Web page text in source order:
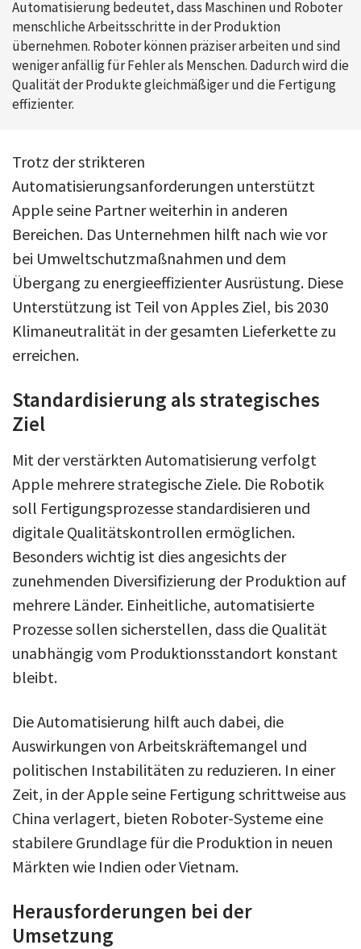
Automatisierung bedeutet, dass Maschinen und Roboter
menschliche Arbeitsschritte in der Produktion
übernehmen. Roboter können präziser arbeiten und sind
weniger anfällig für Fehler als Menschen. Dadurch wird die
Qualität der Produkte gleichmäßiger und die Fertigung
effizienter.
Trotz der strikteren
Automatisierungsanforderungen unterstützt
Apple seine Partner weiterhin in anderen
Bereichen. Das Unternehmen hilft nach wie vor
bei Umweltschutzmaßnahmen und dem
Übergang zu energieeffizienter Ausrüstung. Diese
Unterstützung ist Teil von Apples Ziel, bis 2030
Klimaneutralität in der gesamten Lieferkette zu
erreichen.
Standardisierung als strategisches
Ziel
Mit der verstärkten Automatisierung verfolgt
Apple mehrere strategische Ziele. Die Robotik
soll Fertigungsprozesse standardisieren und
digitale Qualitätskontrollen ermöglichen.
Besonders wichtig ist dies angesichts der
zunehmenden Diversifizierung der Produktion auf
mehrere Länder. Einheitliche, automatisierte
Prozesse sollen sicherstellen, dass die Qualität
unabhängig vom Produktionsstandort konstant
bleibt.
Die Automatisierung hilft auch dabei, die
Auswirkungen von Arbeitskräftemangel und
politischen Instabilitäten zu reduzieren. In einer
Zeit, in der Apple seine Fertigung schrittweise aus
China verlagert, bieten Roboter-Systeme eine
stabilere Grundlage für die Produktion in neuen
Märkten wie Indien oder Vietnam.
Herausforderungen bei der
Umsetzung